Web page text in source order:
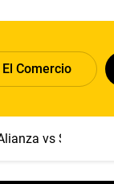
Comercio
vs Sport Boys